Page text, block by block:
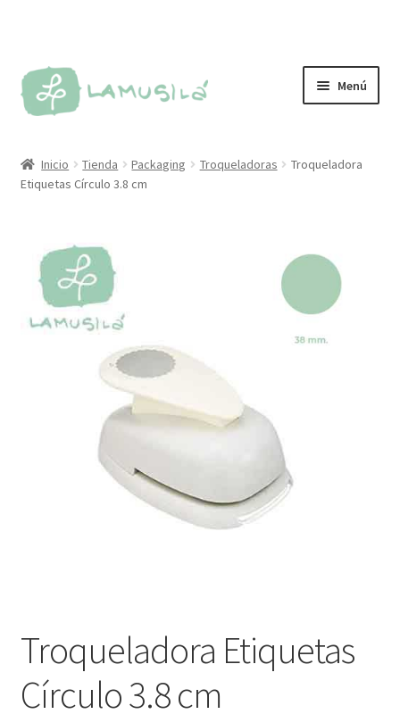
Ir
a
la
Ir
al
contenido
Menú
Personalizados
Sellos
Kit de sellos
Tintas y almohadillas
Navidad
Inicio Tienda Packaging Troqueladoras
Troqueladora
Etiquetas Círculo 3.8 cm
Troqueladora Etiquetas
Círculo 3.8 cm